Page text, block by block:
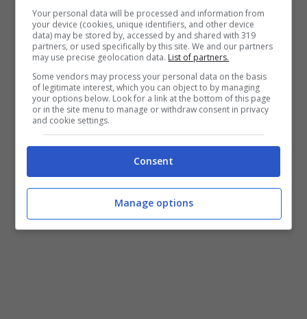
comunque giocato bene. Che ci servano
da lezione queste partite. Ci tengo anche a
ringraziare il pubblico, anche perché non
riuscire ancora a regalare loro una vittoria
in casa fa male.”
Tutte le news sulcalciomercato italianoe
CLICCA QUI
Your personal data will be processed and information from
your device (cookies, unique identifiers, and other device
data) may be stored by, accessed by and shared with 319
partners, or used specifically by this site. We and our partners
may use precise geolocation data. List of partners.
Some vendors may process your personal data on the basis
of legitimate interest, which you can object to by managing
your options below. Look for a link at the bottom of this page
or in the site menu to manage or withdraw consent in privacy
and cookie settings.
Consent
Manage options